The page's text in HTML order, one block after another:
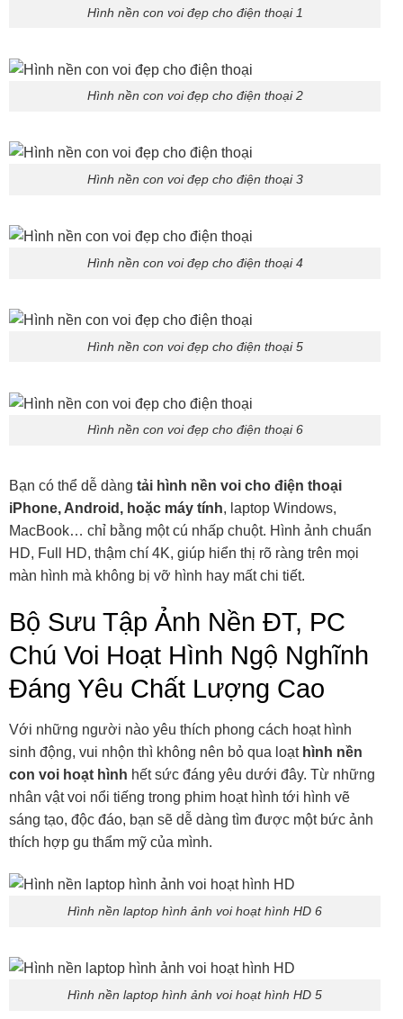
Hình nền con voi đẹp cho điện thoại 1
Hình nền con voi đẹp cho điện thoại 2
Hình nền con voi đẹp cho điện thoại 3
Hình nền con voi đẹp cho điện thoại 4
Hình nền con voi đẹp cho điện thoại 5
Hình nền con voi đẹp cho điện thoại 6
Bạn có thể dễ dàng tải hình nền voi cho điện thoại
iPhone, Android, hoặc máy tính, laptop Windows,
MacBook… chỉ bằng một cú nhấp chuột. Hình ảnh chuẩn
HD, Full HD, thậm chí 4K, giúp hiển thị rõ ràng trên mọi
màn hình mà không bị vỡ hình hay mất chi tiết.
Bộ Sưu Tập Ảnh Nền ĐT, PC
Chú Voi Hoạt Hình Ngộ Nghĩnh
Đáng Yêu Chất Lượng Cao
Với những người nào yêu thích phong cách hoạt hình
sinh động, vui nhộn thì không nên bỏ qua loạt hình nền
con voi hoạt hình hết sức đáng yêu dưới đây. Từ những
nhân vật voi nổi tiếng trong phim hoạt hình tới hình vẽ
sáng tạo, độc đáo, bạn sẽ dễ dàng tìm được một bức ảnh
thích hợp gu thẩm mỹ của mình.
Hình nền laptop hình ảnh voi hoạt hình HD 6
Hình nền laptop hình ảnh voi hoạt hình HD 5